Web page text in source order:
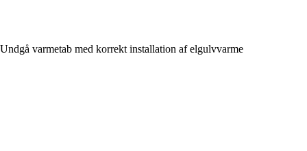
Undgå varmetab med korrekt installation af elgulvvarme